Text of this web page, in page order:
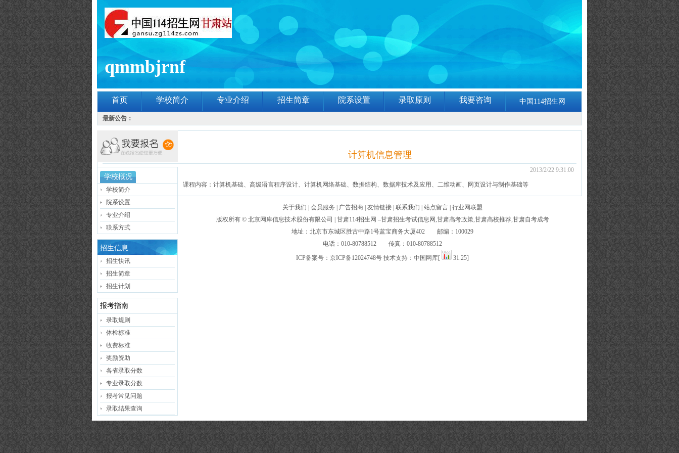
qmmbjrnf
首页 学校简介 专业介绍 招生简章 院系设置 录取原则 我要咨询 中国114招生网
最新公告：
学校概况
学校简介
院系设置
专业介绍
联系方式
招生信息
招生快讯
招生简章
招生计划
报考指南
录取规则
体检标准
收费标准
奖励资助
各省录取分数
专业录取分数
报考常见问题
录取结果查询
计算机信息管理
2013/2/22 9:31:00
课程内容：计算机基础、高级语言程序设计、计算机网络基础、数据结构、数据库技术及应用、二维动画、网页设计与制作基础等
关于我们 会员服务 广告招商 友情链接 联系我们 站点留言 行业网联盟
版权所有 © 北京网库信息技术股份有限公司
| 甘肃114招生网 –甘肃招生考试信息网,甘肃高考政策,甘肃高校推荐,甘肃自考成考
地址：北京市东城区胜古中路1号蓝宝商务大厦402 邮编：100029
电话：010-80788512 传真：010-80788512
ICP备案号： 京ICP备12024748号 技术支持： 中国网库[ 31.25]